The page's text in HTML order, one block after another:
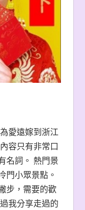
愛遠嫁到浙江
容只有非常口
名詞。 熱門景
門小眾景點。
步，需要的歡
我分享走過的